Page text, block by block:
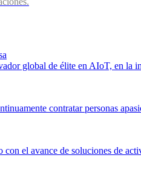
global de élite en AIoT, en la
contratar personas
con el avance de soluciones de